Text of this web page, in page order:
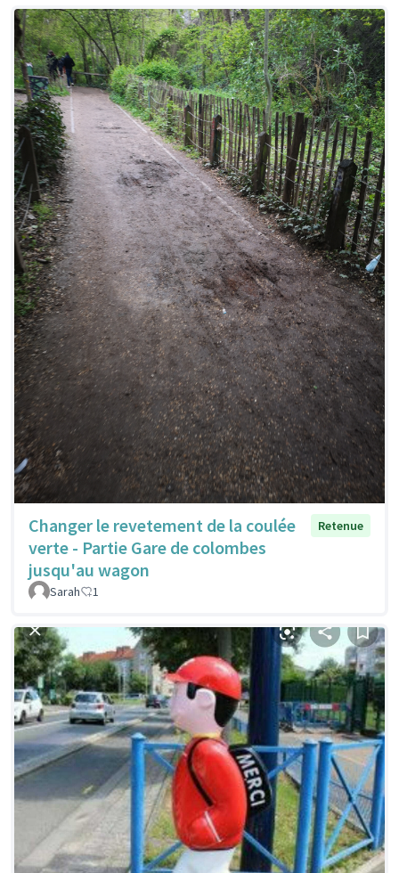
Changer le revetement de la coulée
verte - Partie Gare de colombes
jusqu'au wagon
Retenue
Sarah 1